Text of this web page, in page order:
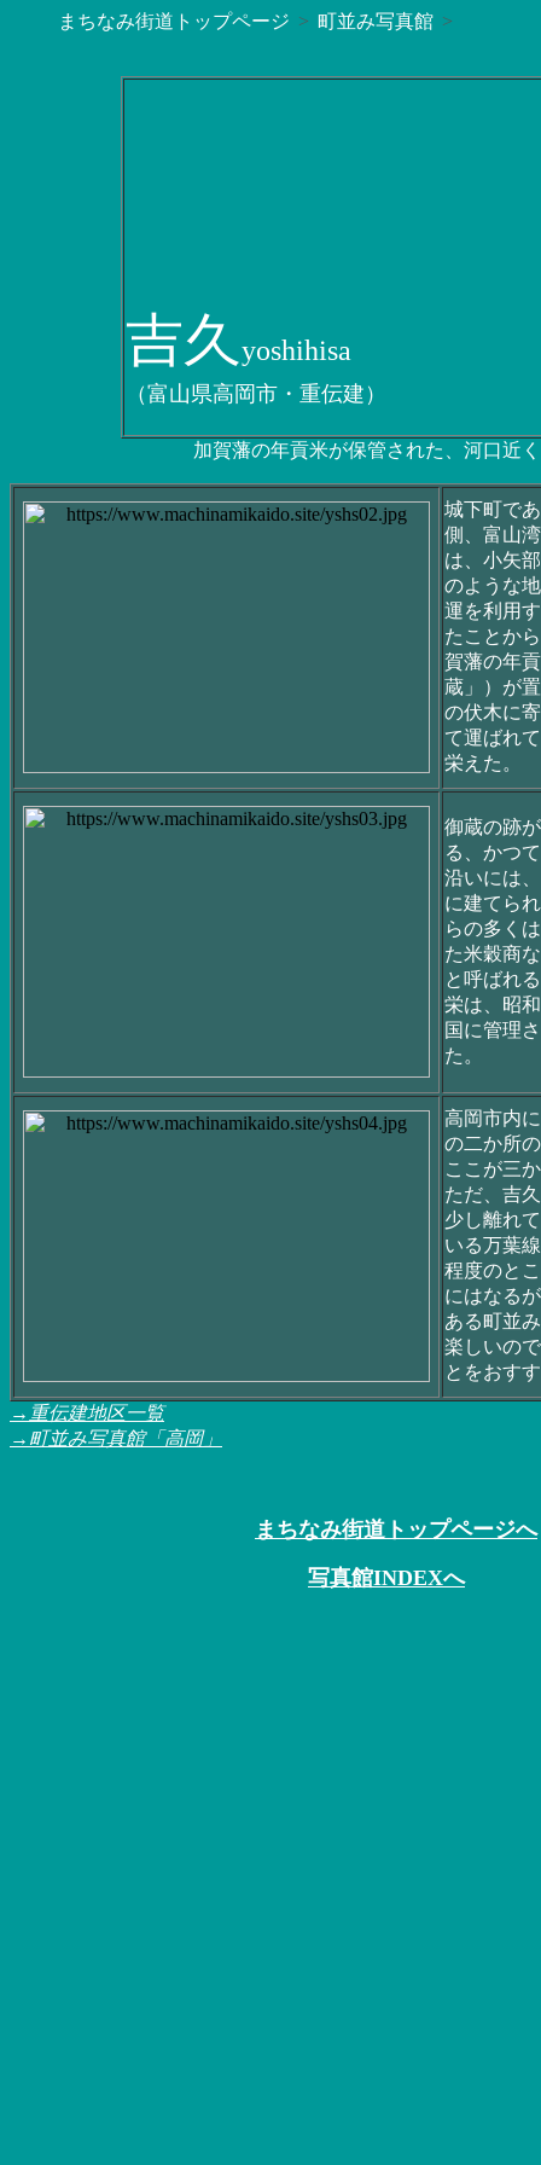
まちなみ街道トップページ 町並み写真館
吉久 yoshihisa
（富山県高岡市・重伝建）
加賀藩の年貢米が保管された、河口近
城下町で
側、富山
は、小矢
のような
運を利用
たことか
賀藩の年
蔵」）が
の伏木に
て運ばれ
栄えた。
御蔵の跡
る、かつ
沿いには
に建てら
らの多く
た米穀商
と呼ばれ
栄は、昭
国に管理
た。
高岡市内
の二か所
ここが三
ただ、吉
少し離れ
いる万葉
程度のと
にはなる
ある町並
楽しいの
とをおす
→重伝建地区一覧
→町並み写真館「高岡」
まちなみ街道トップページへ
写真館INDEXへ